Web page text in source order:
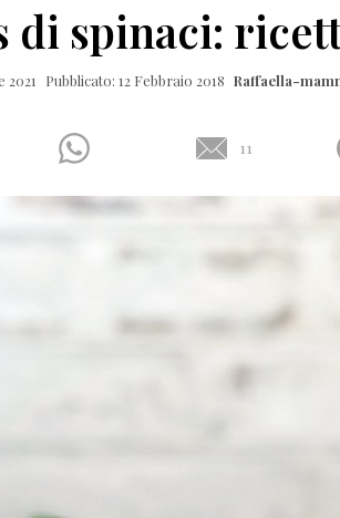
di spinaci:
Pubblicato: 12 Febbraio 2018 Raffaella-
11